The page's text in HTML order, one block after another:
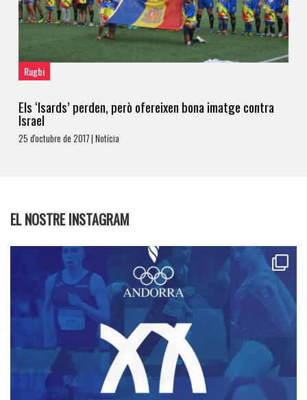
Rugbi
Els ‘Isards’ perden, però ofereixen bona imatge contra
Israel
25 d'octubre de 2017 | Notícia
EL NOSTRE INSTAGRAM